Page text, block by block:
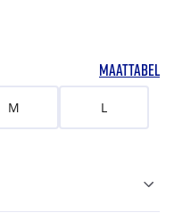
MAATTABEL
M L